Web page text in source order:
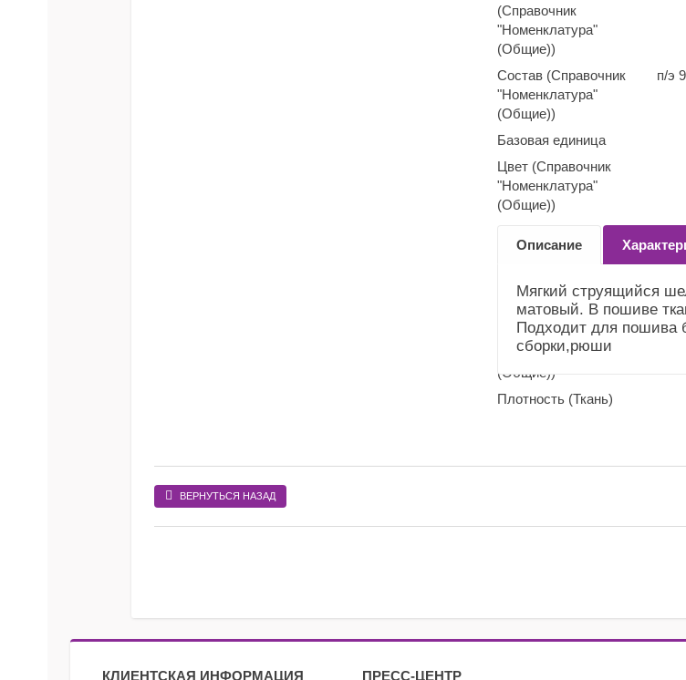
(Справочник
"Номенклатура"
(Общие))
Состав (Справочник
"Номенклатура"
(Общие))
п/э
Базовая единица
Цвет (Справочник
"Номенклатура"
(Общие))
(Справочник
(Общие))
Усадка и уход
(Справочник
"Номенклатура"
(Общие))
Не
Плотность (Ткань)
Описание
Мягкий струящийся
матовый. В пошиве
Подходит для пошива
сборки,рюши
ВЕРНУТЬСЯ НАЗАД
КЛИЕНТСКАЯ ИНФОРМАЦИЯ ПРЕСС-ЦЕНТР